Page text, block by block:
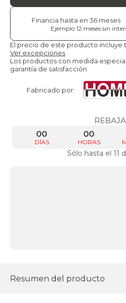
Financia hasta en 36 meses
Ejemplo 12 meses sin
El precio de este producto incluye
Ver excepciones
Los productos con medida
garantía de satisfacción
Fabricado por:
DÍAS
00
HORAS
00
Sólo hasta el 11
Resumen del producto